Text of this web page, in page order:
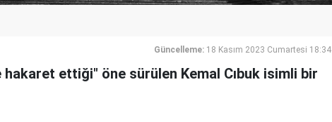
Güncelleme: 18 Kasım 2023 Cumartesi 18:34
ettiği" öne sürülen Kemal Cıbuk isimli bir